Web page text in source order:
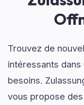
Trouvez de
intéressants
besoins.
vous propose